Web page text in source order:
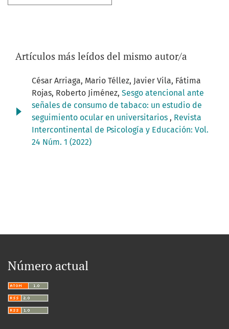
Artículos más leídos del mismo autor/a
César Arriaga, Mario Téllez, Javier Vila, Fátima
Rojas, Roberto Jiménez, Sesgo atencional ante
señales de consumo de tabaco: un estudio de
seguimiento ocular en universitarios , Revista
Intercontinental de Psicología y Educación: Vol.
24 Núm. 1 (2022)
Número actual